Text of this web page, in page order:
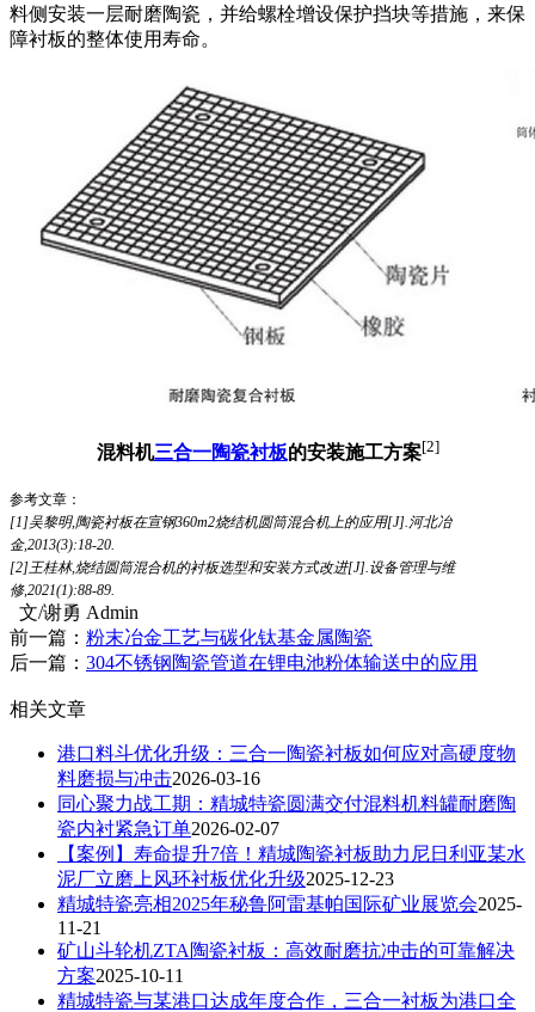
料侧安装一层耐磨陶瓷，并给螺栓增设保护挡块等措施，来保
障衬板的整体使用寿命。
混料机三合一陶瓷衬板的安装施工方案[2]
参考文章：
[1]吴黎明,陶瓷衬板在宣钢360m2烧结机圆筒混合机上的应用[J].河北冶
金,2013(3):18-20.
[2]王桂林,烧结圆筒混合机的衬板选型和安装方式改进[J].设备管理与维
修,2021(1):88-89.
文/谢勇 Admin
前一篇： 粉末冶金工艺与碳化钛基金属陶瓷
后一篇： 304不锈钢陶瓷管道在锂电池粉体输送中的应用
相关文章
港口料斗优化升级：三合一陶瓷衬板如何应对高硬度物
料磨损与冲击2026-03-16
同心聚力战工期：精城特瓷圆满交付混料机料罐耐磨陶
瓷内衬紧急订单2026-02-07
【案例】寿命提升7倍！精城陶瓷衬板助力尼日利亚某水
泥厂立磨上风环衬板优化升级2025-12-23
精城特瓷亮相2025年秘鲁阿雷基帕国际矿业展览会2025-
11-21
矿山斗轮机ZTA陶瓷衬板：高效耐磨抗冲击的可靠解决
方案2025-10-11
精城特瓷与某港口达成年度合作，三合一衬板为港口全